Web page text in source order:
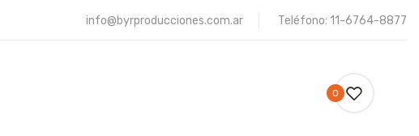
info@byrproducciones.com.ar Teléfono: 11-6764-8877
0